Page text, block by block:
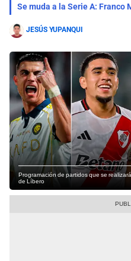
JESÚS YUPANQUI
Programación de partidos que se
de Líbero